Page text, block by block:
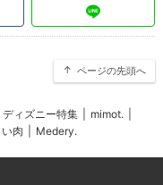
ページの先頭へ
ィズニー特集 mimot.
肉 Medery.